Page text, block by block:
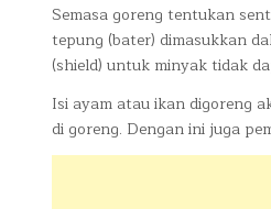
Semasa goreng tentukan
tepung (bater) dimasukkan
(shield) untuk minyak tidak
Isi ayam atau ikan digoreng
di goreng. Dengan ini juga